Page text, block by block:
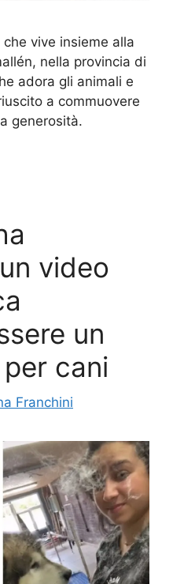
vive insieme alla
nella provincia di
adora gli animali e
a commuovere
generosità.
video
un
cani
Franchini